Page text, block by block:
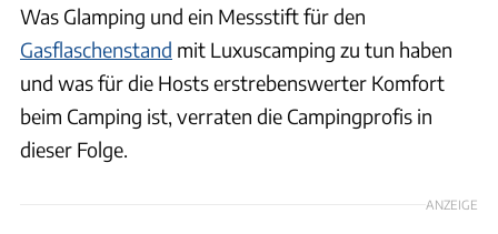
Was Glamping und ein Messstift für den
Gasflaschenstand mit Luxuscamping zu tun haben
und was für die Hosts erstrebenswerter Komfort
beim Camping ist, verraten die Campingprofis in
dieser Folge.
ANZEIGE